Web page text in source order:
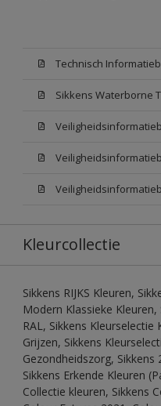
Technisch
Kleurcollectie
Sikkens RIJKS Kleuren,
Modern Klassieke Kleuren,
RAL, Sikkens Kleurselectie
Grijzen, Sikkens
Gezondheidszorg,
Sikkens Erkende Kleuren
Collectie kleuren, Sikkens